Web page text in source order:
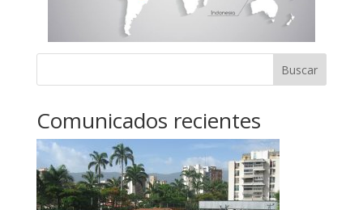
Buscar
Comunicados recientes